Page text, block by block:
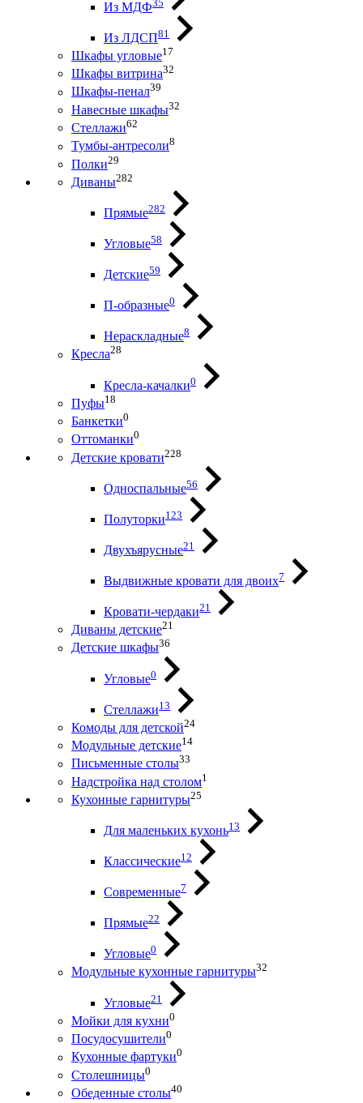
Из МДФ
Из ЛДСП81
Шкафы угловые17
Шкафы витрина32
Шкафы-пенал39
Навесные шкафы32
Стеллажи62
Тумбы-антресоли8
Полки29
Диваны282
Прямые282
Угловые58
Детские59
П-образные0
Нераскладные8
Кресла28
Кресла-качалки0
Пуфы18
Банкетки0
Оттоманки0
Детские кровати228
Односпальные56
Полуторки123
Двухъярусные21
Выдвижные кровати для двоих7
Кровати-чердаки21
Диваны детские21
Детские шкафы36
Угловые0
Стеллажи13
Комоды для детской24
Модульные детские14
Письменные столы33
Надстройка над столом1
Кухонные гарнитуры25
Для маленьких кухонь13
Классические12
Современные7
Прямые22
Угловые0
Модульные кухонные гарнитуры32
Угловые21
Мойки для кухни0
Посудосушители0
Кухонные фартуки0
Столешницы0
Обеденные столы40